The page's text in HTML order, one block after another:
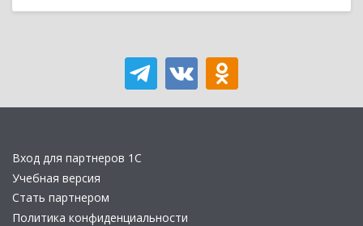
Вход для партнеров 1С
Учебная версия
Стать партнером
Политика конфиденциальности